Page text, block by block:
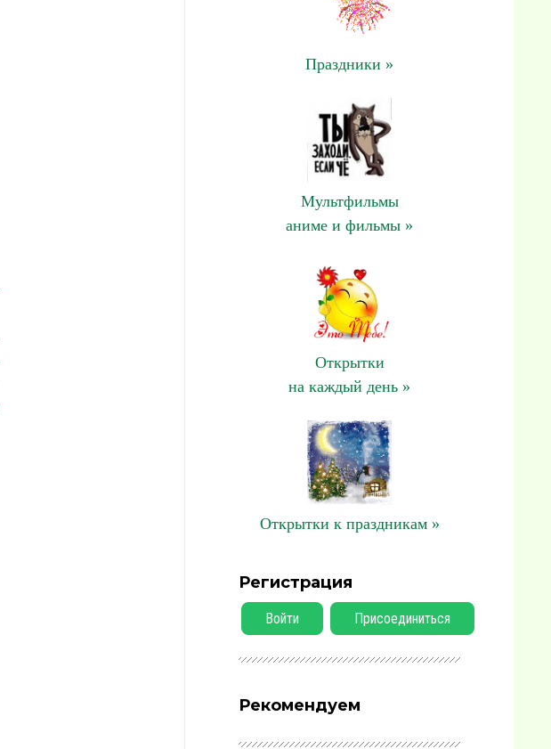
Праздники »
Мультфильмы
аниме и фильмы »
Открытки
на каждый день »
Открытки к праздникам »
Регистрация
Войти Присоединиться
Рекомендуем